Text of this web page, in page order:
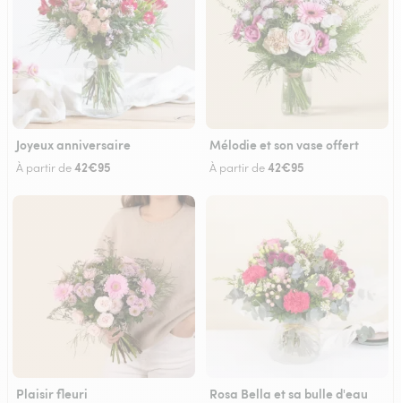
Joyeux anniversaire
À partir de42€95
Mélodie et son vase offert
À partir de42€95
Plaisir fleuri Rosa Bella et sa bulle d'eau